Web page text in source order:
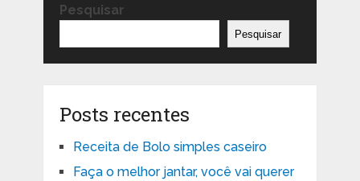
Pesquisar
Pesquisar
Posts recentes
Receita de Bolo simples caseiro
Faça o melhor jantar, você vai querer